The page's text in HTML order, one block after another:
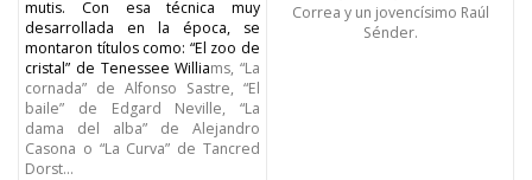
mutis. Con esa técnica muy
desarrollada en la época, se
montaron títulos como: “El zoo de
cristal” de Tenessee Williams, “La
cornada” de Alfonso Sastre, “El
baile” de Edgard Neville, “La
dama del alba” de Alejandro
Casona o “La Curva” de Tancred
Dorst…
Correa y un jovencísimo Raúl
Sénder.